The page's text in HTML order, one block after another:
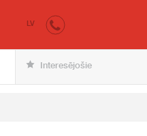
iepirkumi.lv
LV
Interesējošie